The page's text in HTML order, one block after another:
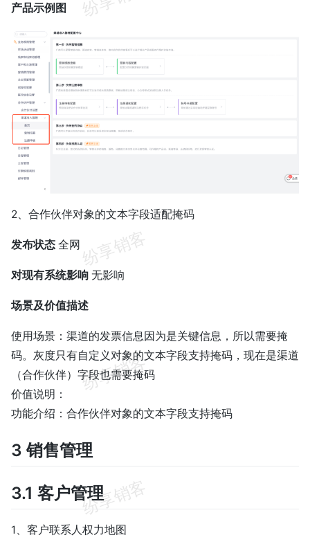
产品示例图
2、合作伙伴对象的文本字段适配掩码
发布状态 全网
对现有系统影响 无影响
场景及价值描述
使用场景：渠道的发票信息因为是关键信息，所以需要掩
码。灰度只有自定义对象的文本字段支持掩码，现在是渠道
（合作伙伴）字段也需要掩码
价值说明：
功能介绍：合作伙伴对象的文本字段支持掩码
3 销售管理
3.1 客户管理
1、客户联系人权力地图